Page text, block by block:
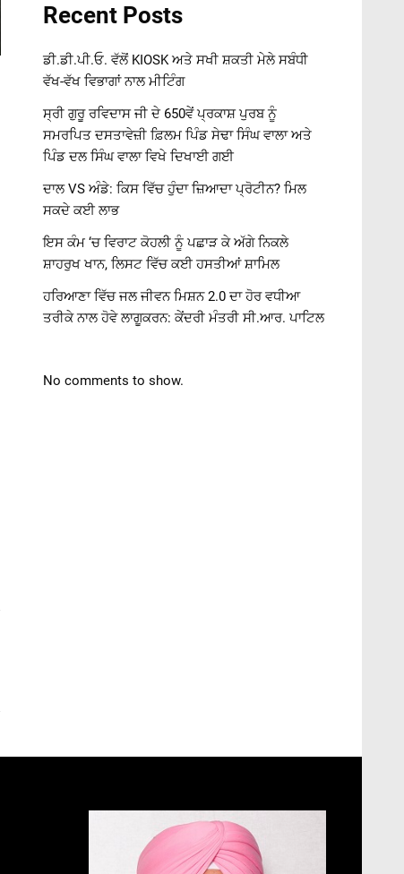
Recent Posts
ਡੀ.ਡੀ.ਪੀ.ਓ. ਵੱਲੋਂ KIOSK ਅਤੇ ਸਖੀ ਸ਼ਕਤੀ ਮੇਲੇ ਸਬੰਧੀ
ਵੱਖ-ਵੱਖ ਵਿਭਾਗਾਂ ਨਾਲ ਮੀਟਿੰਗ
ਸ੍ਰੀ ਗੁਰੂ ਰਵਿਦਾਸ ਜੀ ਦੇ 650ਵੇਂ ਪ੍ਰਕਾਸ਼ ਪੁਰਬ ਨੂੰ
ਸਮਰਪਿਤ ਦਸਤਾਵੇਜ਼ੀ ਫ਼ਿਲਮ ਪਿੰਡ ਸੇਢਾ ਸਿੰਘ ਵਾਲਾ ਅਤੇ
ਪਿੰਡ ਦਲ ਸਿੰਘ ਵਾਲਾ ਵਿਖੇ ਦਿਖਾਈ ਗਈ
ਦਾਲ VS ਅੰਡੇ: ਕਿਸ ਵਿੱਚ ਹੁੰਦਾ ਜ਼ਿਆਦਾ ਪ੍ਰੋਟੀਨ? ਮਿਲ
ਸਕਦੇ ਕਈ ਲਾਭ
ਇਸ ਕੰਮ ‘ਚ ਵਿਰਾਟ ਕੋਹਲੀ ਨੂੰ ਪਛਾੜ ਕੇ ਅੱਗੇ ਨਿਕਲੇ
ਸ਼ਾਹਰੁਖ ਖਾਨ, ਲਿਸਟ ਵਿੱਚ ਕਈ ਹਸਤੀਆਂ ਸ਼ਾਮਿਲ
ਹਰਿਆਣਾ ਵਿੱਚ ਜਲ ਜੀਵਨ ਮਿਸ਼ਨ 2.0 ਦਾ ਹੋਰ ਵਧੀਆ
ਤਰੀਕੇ ਨਾਲ ਹੋਵੇ ਲਾਗੂਕਰਨ: ਕੇਂਦਰੀ ਮੰਤਰੀ ਸੀ.ਆਰ. ਪਾਟਿਲ
No comments to show.